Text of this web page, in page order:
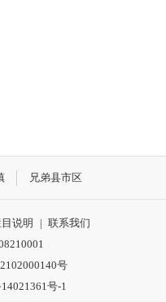
兄弟县市区
说明 | 联系我们
号
号-1